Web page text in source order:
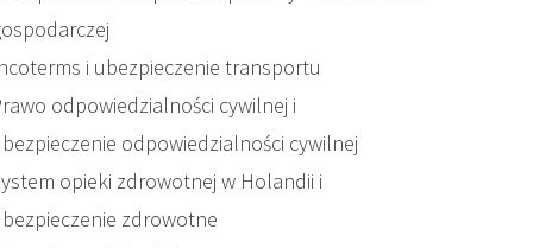
i ubezpieczenie transportu
odpowiedzialności cywilnej i
odpowiedzialności cywilnej
opieki zdrowotnej w Holandii i
zdrowotne